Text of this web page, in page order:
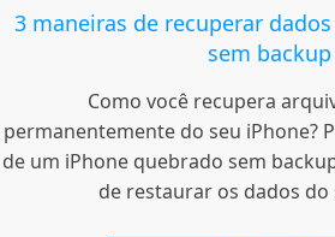
3 maneiras de recuperar
sem backup
Como você recupera
permanentemente do seu iPhone?
de um iPhone quebrado sem
de restaurar os dados do